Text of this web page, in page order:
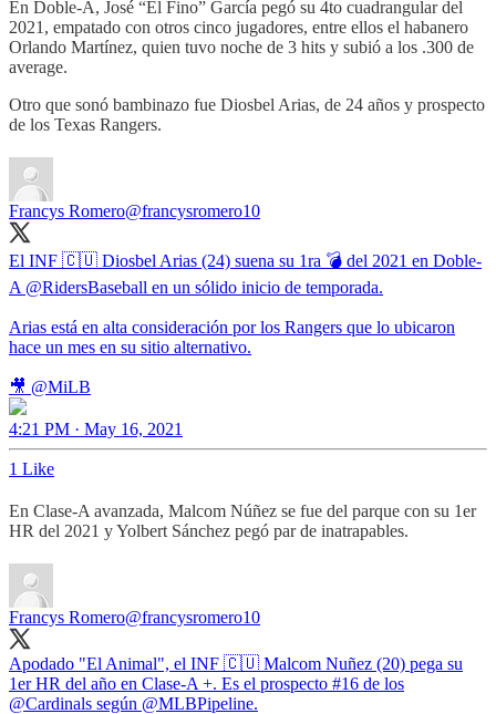
En Doble-A, José “El Fino” García pegó su 4to cuadrangular del
2021, empatado con otros cinco jugadores, entre ellos el habanero
Orlando Martínez, quien tuvo noche de 3 hits y subió a los .300 de
average.
Otro que sonó bambinazo fue Diosbel Arias, de 24 años y prospecto
de los Texas Rangers.
Francys Romero@francysromero10
El INF 🇨🇺 Diosbel Arias (24) suena su 1ra 💣 del 2021 en Doble-
A @RidersBaseball en un sólido inicio de temporada.
Arias está en alta consideración por los Rangers que lo ubicaron
hace un mes en su sitio alternativo.
🎥 @MiLB
4:21 PM · May 16, 2021
1 Like
En Clase-A avanzada, Malcom Núñez se fue del parque con su 1er
HR del 2021 y Yolbert Sánchez pegó par de inatrapables.
Francys Romero@francysromero10
Apodado "El Animal", el INF 🇨🇺 Malcom Nuñez (20) pega su
1er HR del año en Clase-A +. Es el prospecto #16 de los
@Cardinals según @MLBPipeline.